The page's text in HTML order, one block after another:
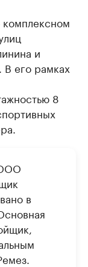
и
В его рамках
8
в